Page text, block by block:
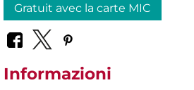
Gratuit avec la carte MIC
Informazioni